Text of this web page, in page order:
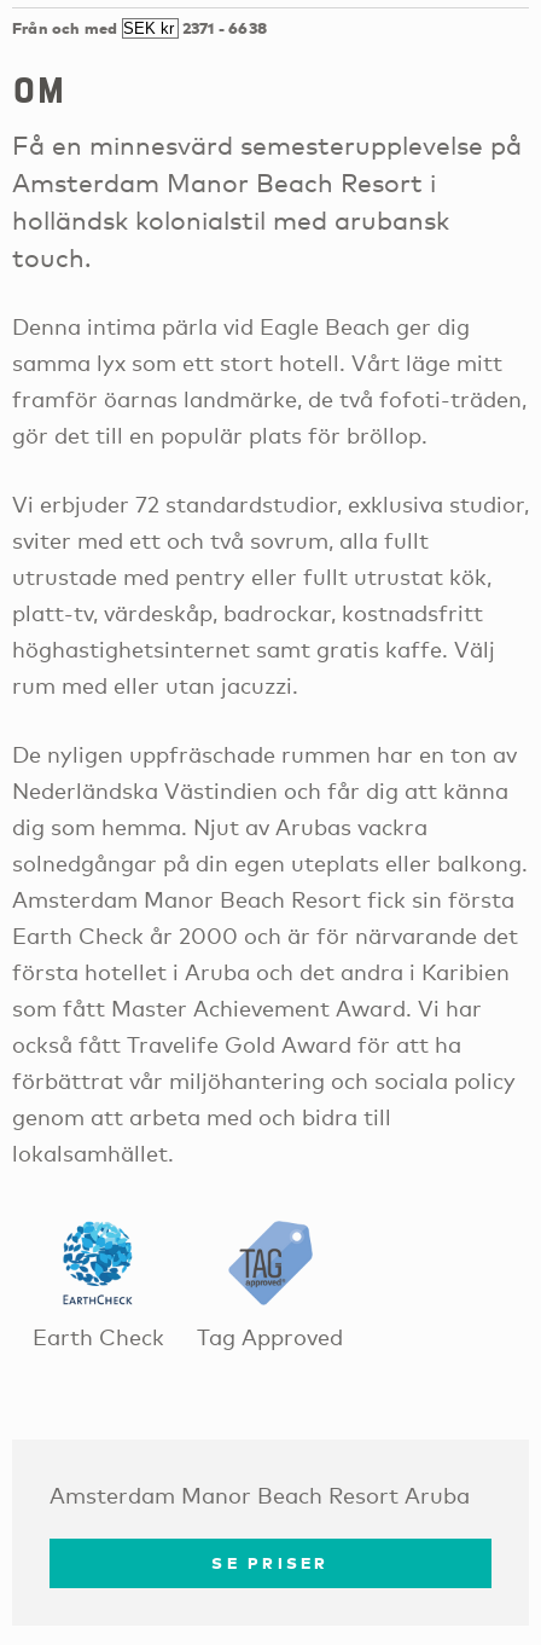
Från och med 2371 -6638
om
Få en minnesvärd semesterupplevelse på
Amsterdam Manor Beach Resort i
holländsk kolonialstil med arubansk
touch.
Denna intima pärla vid Eagle Beach ger dig
samma lyx som ett stort hotell. Vårt läge mitt
framför öarnas landmärke, de två fofoti-träden,
gör det till en populär plats för bröllop.
Vi erbjuder 72 standardstudior, exklusiva studior,
sviter med ett och två sovrum, alla fullt
utrustade med pentry eller fullt utrustat kök,
platt-tv, värdeskåp, badrockar, kostnadsfritt
höghastighetsinternet samt gratis kaffe. Välj
rum med eller utan jacuzzi.
De nyligen uppfräschade rummen har en ton av
Nederländska Västindien och får dig att känna
dig som hemma. Njut av Arubas vackra
solnedgångar på din egen uteplats eller balkong.
Amsterdam Manor Beach Resort fick sin första
Earth Check år 2000 och är för närvarande det
första hotellet i Aruba och det andra i Karibien
som fått Master Achievement Award. Vi har
också fått Travelife Gold Award för att ha
förbättrat vår miljöhantering och sociala policy
genom att arbeta med och bidra till
lokalsamhället.
Earth Check Tag Approved
Amsterdam Manor Beach Resort Aruba
SE PRISER